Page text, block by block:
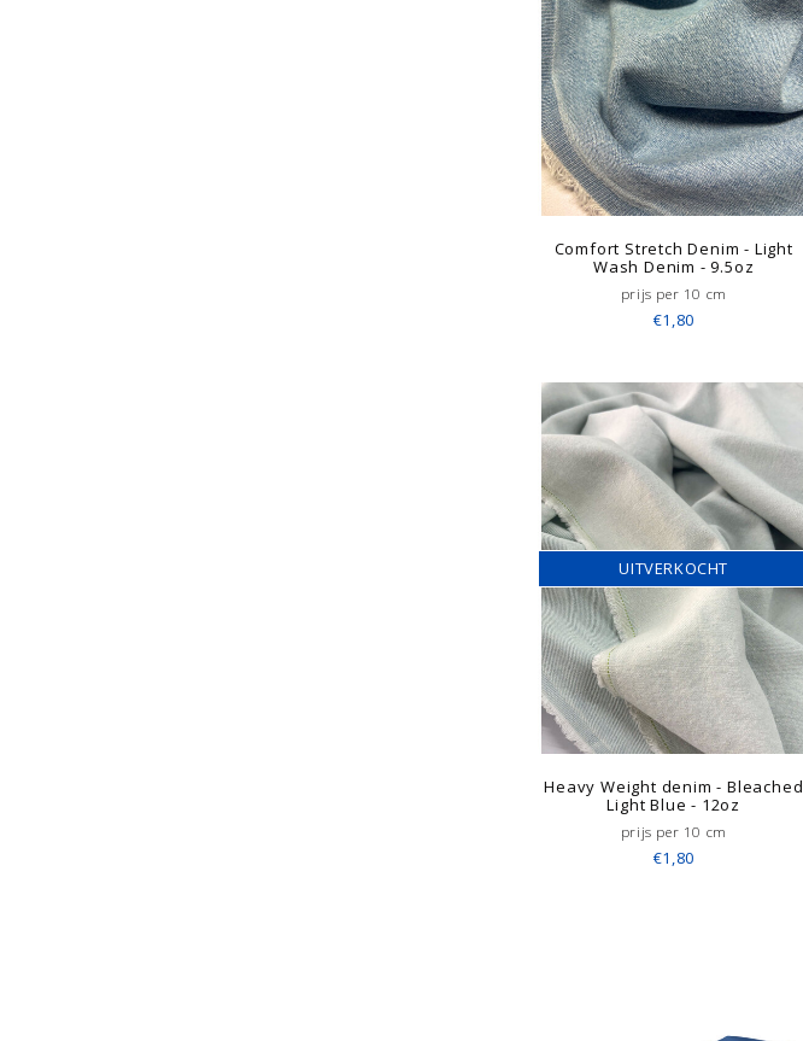
Comfort Stretch Denim - Light
Wash Denim - 9.5oz
prijs per 10 cm
€1,80
UITVERKOCHT
Heavy Weight denim - Bleached
Light Blue - 12oz
prijs per 10 cm
€1,80